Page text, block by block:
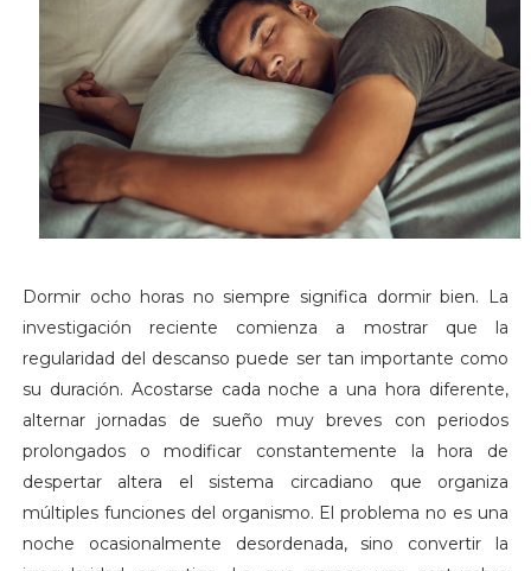
Dormir ocho horas no siempre significa dormir bien. La
investigación reciente comienza a mostrar que la
regularidad del descanso puede ser tan importante como
su duración. Acostarse cada noche a una hora diferente,
alternar jornadas de sueño muy breves con periodos
prolongados o modificar constantemente la hora de
despertar altera el sistema circadiano que organiza
múltiples funciones del organismo. El problema no es una
noche ocasionalmente desordenada, sino convertir la